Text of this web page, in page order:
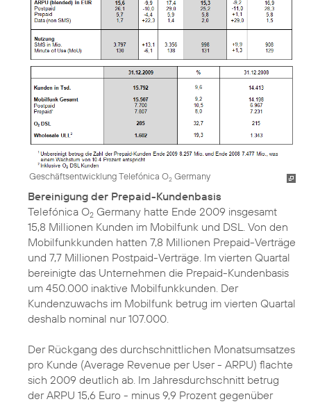
Geschäftsentwicklung Telefónica O2 Germany
Bereinigung der Prepaid-Kundenbasis
Telefónica O2 Germany hatte Ende 2009 insgesamt
15,8 Millionen Kunden im Mobilfunk und DSL. Von den
Mobilfunkkunden hatten 7,8 Millionen Prepaid-Verträge
und 7,7 Millionen Postpaid-Verträge. Im vierten Quartal
bereinigte das Unternehmen die Prepaid-Kundenbasis
um 450.000 inaktive Mobilfunkkunden. Der
Kundenzuwachs im Mobilfunk betrug im vierten Quartal
deshalb nominal nur 107.000.
Der Rückgang des durchschnittlichen Monatsumsatzes
pro Kunde (Average Revenue per User - ARPU) flachte
sich 2009 deutlich ab. Im Jahresdurchschnitt betrug
der ARPU 15,6 Euro - minus 9,9 Prozent gegenüber